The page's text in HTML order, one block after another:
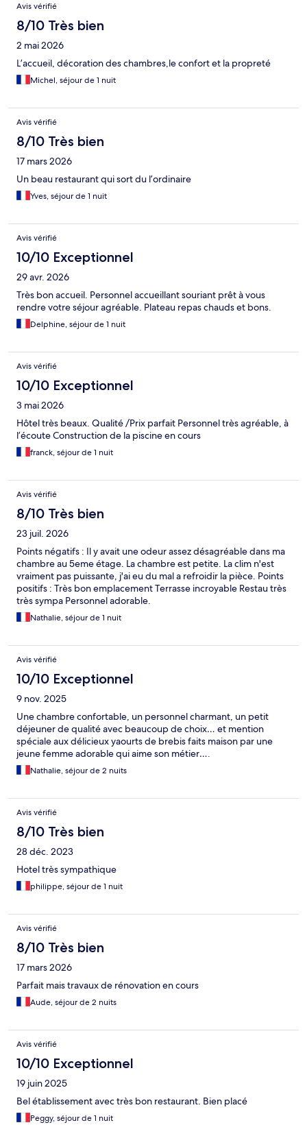
Avis vérifié
8/10 Très bien
2 mai 2026
L’accueil, décoration des chambres,le confort et la propreté
Michel, séjour de 1 nuit
Avis vérifié
8/10 Très bien
17 mars 2026
Un beau restaurant qui sort du l’ordinaire
Yves, séjour de 1 nuit
Avis vérifié
10/10 Exceptionnel
29 avr. 2026
Très bon accueil. Personnel accueillant souriant prêt à vous
rendre votre séjour agréable. Plateau repas chauds et bons.
Delphine, séjour de 1 nuit
Avis vérifié
10/10 Exceptionnel
3 mai 2026
Hôtel très beaux. Qualité /Prix parfait Personnel très agréable, à
l’écoute Construction de la piscine en cours
franck, séjour de 1 nuit
Avis vérifié
8/10 Très bien
23 juil. 2026
Points négatifs : Il y avait une odeur assez désagréable dans ma
chambre au 5eme étage. La chambre est petite. La clim n'est
vraiment pas puissante, j'ai eu du mal a refroidir la pièce. Points
positifs : Très bon emplacement Terrasse incroyable Restau très
très sympa Personnel adorable.
Nathalie, séjour de 1 nuit
Avis vérifié
10/10 Exceptionnel
9 nov. 2025
Une chambre confortable, un personnel charmant, un petit
déjeuner de qualité avec beaucoup de choix… et mention
spéciale aux délicieux yaourts de brebis faits maison par une
jeune femme adorable qui aime son métier….
Nathalie, séjour de 2 nuits
Avis vérifié
8/10 Très bien
28 déc. 2023
Hotel très sympathique
philippe, séjour de 1 nuit
Avis vérifié
8/10 Très bien
17 mars 2026
Parfait mais travaux de rénovation en cours
Aude, séjour de 2 nuits
Avis vérifié
10/10 Exceptionnel
19 juin 2025
Bel établissement avec très bon restaurant. Bien placé
Peggy, séjour de 1 nuit